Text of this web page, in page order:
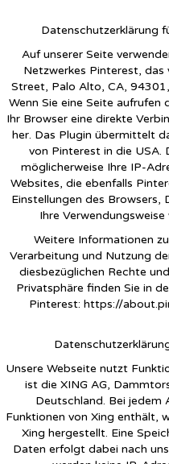
Datenschutzerklärung
Auf unserer Seite
Netzwerkes Pinterest,
Street, Palo Alto, CA,
Wenn Sie eine Seite
Ihr Browser eine direkte
her. Das Plugin übermittelt
von Pinterest in die USA.
möglicherweise Ihre IP-
Websites, die ebenfalls
Einstellungen des
Ihre
Weitere Informationen
Verarbeitung und Nutzung
diesbezüglichen Rechte
Privatsphäre finden Sie in
Pinterest: https://
Unsere Webseite nutzt
ist die XING AG,
Deutschland. Bei jedem
Funktionen von Xing enthält,
Xing hergestellt. Eine
Daten erfolgt dabei nach